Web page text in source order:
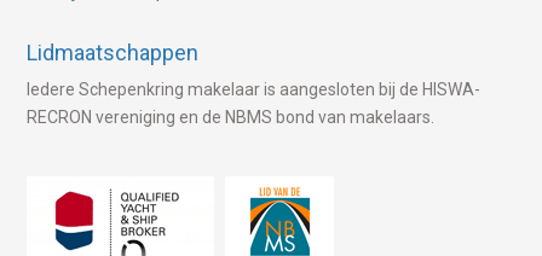
Lidmaatschappen
Iedere Schepenkring makelaar is aangesloten bij de HISWA-
RECRON vereniging en de NBMS bond van makelaars.